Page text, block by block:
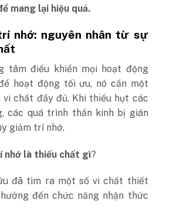
mang lại hiệu quả.
nhớ: nguyên nhân từ sự
tâm điều khiển mọi hoạt động
hoạt động tối ưu, nó cần một
vi chất đầy đủ. Khi thiếu hụt các
các quá trình thần kinh bị gián
giảm trí nhớ.
nhớ là thiếu chất gì?
đã tìm ra một số vi chất thiết
đến chức năng nhận thức